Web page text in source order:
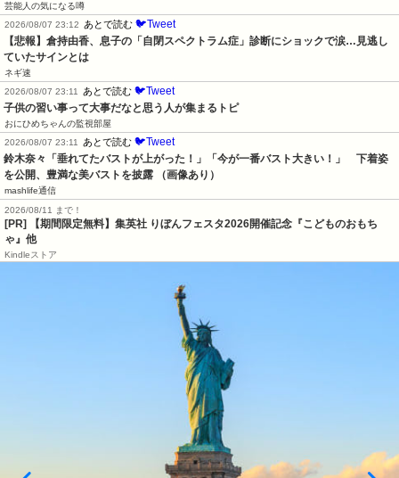
芸能人の気になる噂
2026/08/07 23:12
あとで読む 🐦Tweet
【悲報】倉持由香、息子の「自閉スペクトラム症」診断にショックで涙…見逃し
ていたサインとは
ネギ速
2026/08/07 23:11
あとで読む 🐦Tweet
子供の習い事って大事だなと思う人が集まるトピ
おにひめちゃんの監視部屋
2026/08/07 23:11
あとで読む 🐦Tweet
鈴木奈々「垂れてたバストが上がった！」「今が一番バスト大きい！」　下着姿
を公開、豊満な美バストを披露 （画像あり）
mashlife通信
2026/08/11 まで！
[PR] 【期間限定無料】集英社 りぼんフェスタ2026開催記念『こどものおもち
ゃ』他
Kindleストア